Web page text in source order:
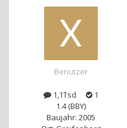
Benutzer
1,1Tsd
1
1.4 (BBY)
Baujahr: 2005